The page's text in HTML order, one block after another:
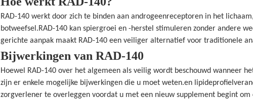
RAD-140 werkt door zich te binden aan androgeenreceptoren in het
botweefsel.RAD-140 kan spiergroei en -herstel stimuleren zonder andere
gerichte aanpak maakt RAD-140 een veiliger alternatief voor traditionele
Bijwerkingen van RAD-140
Hoewel RAD-140 over het algemeen als veilig wordt beschouwd wanneer
zijn er enkele mogelijke bijwerkingen die u moet weten.en
zorgverlener te overleggen voordat u met een nieuw supplement begint